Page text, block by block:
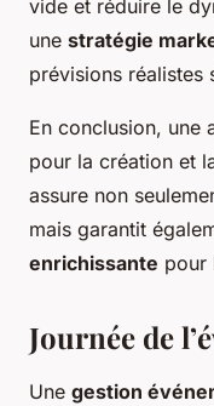
vide et réduire le
une stratégie
prévisions réalistes
En conclusion, une
pour la création et
assure non
mais garantit
enrichissante pour
Journée de
Une gestion